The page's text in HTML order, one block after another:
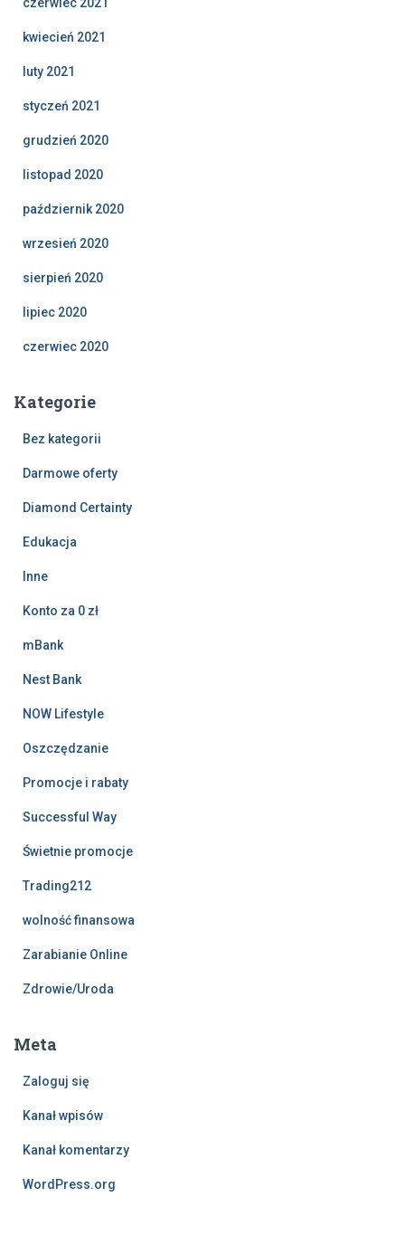
kwiecień 2021
luty 2021
styczeń 2021
grudzień 2020
listopad 2020
październik 2020
wrzesień 2020
sierpień 2020
lipiec 2020
czerwiec 2020
Kategorie
Bez kategorii
Darmowe oferty
Diamond Certainty
Edukacja
Inne
Konto za 0 zł
mBank
Nest Bank
NOW Lifestyle
Oszczędzanie
Promocje i rabaty
Successful Way
Świetnie promocje
Trading212
wolność finansowa
Zarabianie Online
Zdrowie/Uroda
Meta
Zaloguj się
Kanał wpisów
Kanał komentarzy
WordPress.org